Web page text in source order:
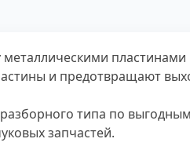
металлическими
и предотвращают
типа по
запчастей.